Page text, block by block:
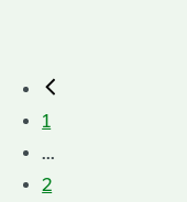
1
...
2